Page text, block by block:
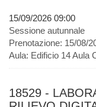
15/09/2026 09:00
Sessione autunnale
Prenotazione: 15/08/
Aula: Edificio 14 Aula
18529 -